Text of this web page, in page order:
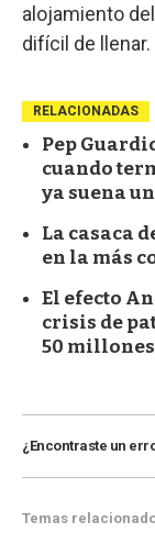
alojamiento
difícil de llenar.
RELACIONADAS
Pep
cuando
ya suena
La casaca
en la más
El efecto
crisis de
50 millones
¿Encontraste un
Temas